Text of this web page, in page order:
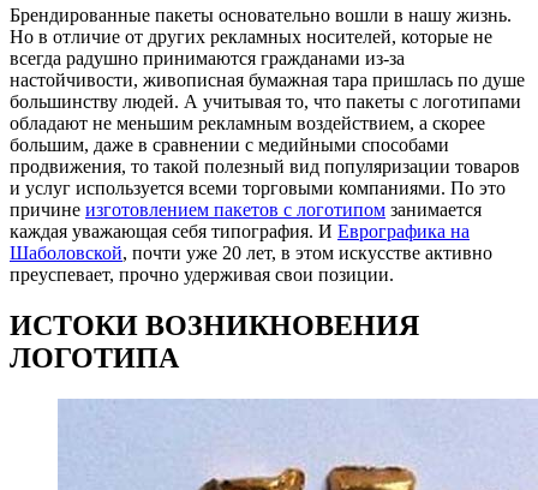
Брендированные пакеты основательно вошли в нашу жизнь.
Но в отличие от других рекламных носителей, которые не
всегда радушно принимаются гражданами из-за
настойчивости, живописная бумажная тара пришлась по душе
большинству людей. А учитывая то, что пакеты с логотипами
обладают не меньшим рекламным воздействием, а скорее
большим, даже в сравнении с медийными способами
продвижения, то такой полезный вид популяризации товаров
и услуг используется всеми торговыми компаниями. По это
причине изготовлением пакетов с логотипом занимается
каждая уважающая себя типография. И Еврографика на
Шаболовской, почти уже 20 лет, в этом искусстве активно
преуспевает, прочно удерживая свои позиции.
ИСТОКИ ВОЗНИКНОВЕНИЯ
ЛОГОТИПА